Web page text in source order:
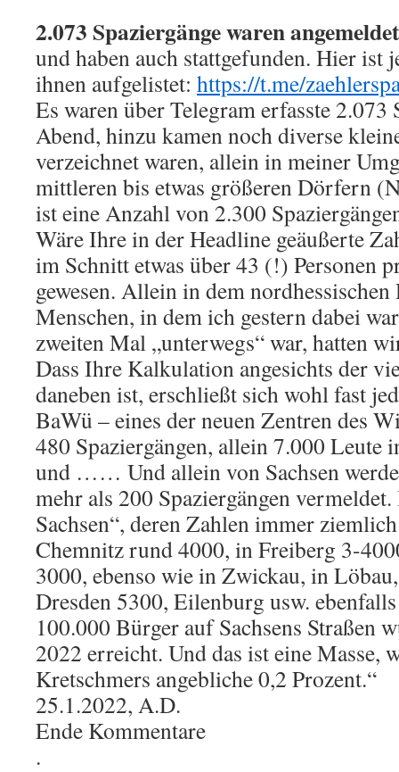
2.073 Spaziergänge waren angemeldet
und haben auch stattgefunden. Hier ist
ihnen aufgelistet: https://t.me/
Es waren über Telegram erfasste 2.073
Abend, hinzu kamen noch diverse
verzeichnet waren, allein in meiner
mittleren bis etwas größeren Dörfern
ist eine Anzahl von 2.300
Wäre Ihre in der Headline geäußerte
im Schnitt etwas über 43 (!) Personen
gewesen. Allein in dem
Menschen, in dem ich gestern dabei
zweiten Mal „unterwegs“ war, hatten
Dass Ihre Kalkulation angesichts der
daneben ist, erschließt sich wohl fast
BaWü – eines der neuen Zentren des
480 Spaziergängen, allein 7.000 Leute
und …… Und allein von Sachsen
mehr als 200 Spaziergängen
Sachsen“, deren Zahlen immer
Chemnitz rund 4000, in Freiberg 3-
3000, ebenso wie in Zwickau, in
Dresden 5300, Eilenburg usw.
100.000 Bürger auf Sachsens Straßen
2022 erreicht. Und das ist eine Masse,
Kretschmers angebliche 0,2 Prozent.“
25.1.2022, A.D.
Ende Kommentare
.